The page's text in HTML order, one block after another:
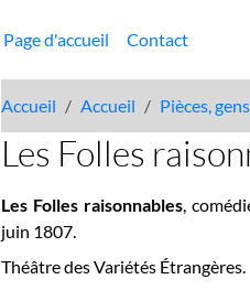
Page d'accueil Contact
Accueil Accueil Pièces,
Les Folles
Les Folles raisonnables,
juin 1807.
Théâtre des Variétés Étrangères.